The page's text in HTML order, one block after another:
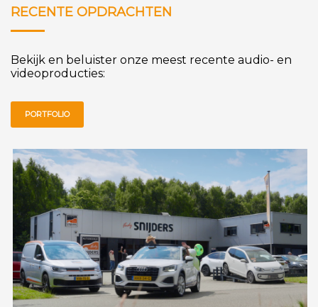
RECENTE OPDRACHTEN
Bekijk en beluister onze meest recente audio- en
videoproducties:
PORTFOLIO